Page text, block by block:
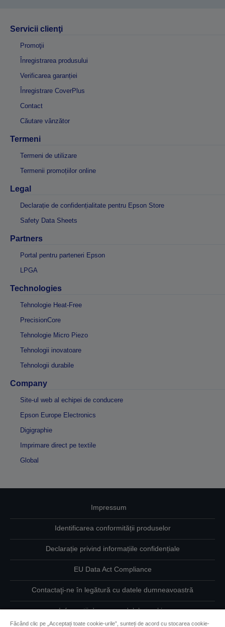
Servicii clienţi
Promoţii
Înregistrarea produsului
Verificarea garanției
Înregistrare CoverPlus
Contact
Căutare vânzător
Termeni
Termeni de utilizare
Termenii promoțiilor online
Legal
Declarație de confidențialitate pentru Epson Store
Safety Data Sheets
Partners
Portal pentru parteneri Epson
LPGA
Technologies
Tehnologie Heat-Free
PrecisionCore
Tehnologie Micro Piezo
Tehnologii inovatoare
Tehnologii durabile
Company
Site-ul web al echipei de conducere
Epson Europe Electronics
Digigraphie
Imprimare direct pe textile
Global
Impressum
Identificarea conformității produselor
Declarație privind informațiile confidențiale
EU Data Act Compliance
Contactaţi-ne în legătură cu datele dumneavoastră
Informaţii despre modulele cookie
Făcând clic pe „Acceptați toate cookie-urile”, sunteți de acord cu stocarea cookie-